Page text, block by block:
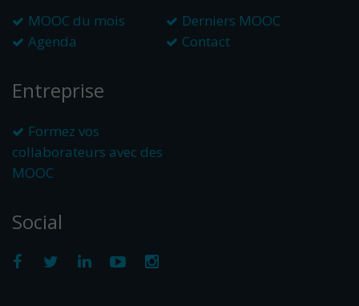
MOOC du mois
Derniers MOOC
Agenda
Contact
Entreprise
Formez vos
collaborateurs avec des
MOOC
Social